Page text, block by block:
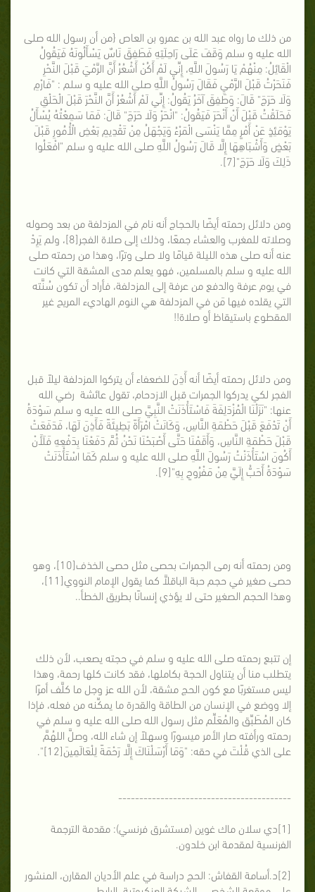
من ذلك ما رواه عبد الله بن عمرو بن العاص {من أن رسول الله صلى
الله عليه و سلم وَقَفَ عَلَى رَاحِلَتِهِ فَطَفِقَ نَاسٌ يَسْأَلُونَهُ فَيَقُولُ
الْقَائِلُ: مِنْهُمْ يَا رَسُولَ اللَّهِ، إِنِّي لَمْ أَكُنْ أَشْعُرُ أَنَّ الرَّمْيَ قَبْلَ النَّحْرِ
فَنَحَرْتُ قَبْلَ الرَّمْيِ فَقَالَ رَسُولُ اللَّهِ صلى الله عليه و سلم : "فَارْمِ
وَلَا حَرَجَ" قَالَ: وَطَفِقَ آخَرُ يَقُولُ: إِنِّي لَمْ أَشْعُرْ أَنَّ النَّحْرَ قَبْلَ الْحَلْقِ
فَحَلَقْتُ قَبْلَ أَنْ أَنْحَرَ فَيَقُولُ: "انْحَرْ وَلَا حَرَجَ" قَالَ: فَمَا سَمِعْتُهُ يُسْأَلُ
يَوْمَئِذٍ عَنْ أَمْرٍ مِمَّا يَنْسَى الْمَرْءُ وَيَجْهَلُ مِنْ تَقْدِيمِ بَعْضِ الْأُمُورِ قَبْلَ
بَعْضٍ وَأَشْبَاهِهَا إِلَّا قَالَ رَسُولُ اللَّهِ صلى الله عليه و سلم "افْعَلُوا
ذَلِكَ وَلَا حَرَجَ"[7].
ومن دلائل رحمته أيضًا بالحجاج أنه نام في المزدلفة من بعد وصوله
وصلاته للمغرب والعشاء جمعًا، وذلك إلى صلاة الفجر[8]، ولم يَرِدْ
عنه أنه صلى هذه الليلة قيامًا ولا صلى وترًا، وهذا من رحمته صلى
الله عليه و سلم بالمسلمين، فهو يعلم مدى المشقة التي كانت
في يوم عرفة والدفع من عرفة إلى المزدلفة، فأراد أن تكون سُنَّته
التي يقلده فيها مَن في المزدلفة هي النوم الهاديء المريح غير
المقطوع باستيقاظ أو صلاة!!
ومن دلائل رحمته أيضًا أنه أَذِنَ للضعفاء أن يتركوا المزدلفة ليلاً قبل
الفجر لكي يدركوا الجمرات قبل الازدحام، تقول عائشة رضي الله
عنها: "نَزَلْنَا الْمُزْدَلِفَةَ فَاسْتَأْذَنَتْ النَّبِيَّ صلى الله عليه و سلم سَوْدَةُ
أَنْ تَدْفَعَ قَبْلَ حَطْمَةِ النَّاسِ، وَكَانَتْ امْرَأَةً بَطِيئَةً فَأَذِنَ لَهَا، فَدَفَعَتْ
قَبْلَ حَطْمَةِ النَّاسِ، وَأَقَمْنَا حَتَّى أَصْبَحْنَا نَحْنُ ثُمَّ دَفَعْنَا بِدَفْعِهِ فَلَأَنْ
أَكُونَ اسْتَأْذَنْتُ رَسُولَ اللَّهِ صلى الله عليه و سلم كَمَا اسْتَأْذَنَتْ
سَوْدَةُ أَحَبُّ إِلَيَّ مِنْ مَفْرُوحٍ بِهِ"[9].
ومن رحمته أنه رمى الجمرات بحصى مثل حصى الخذف[10]، وهو
حصى صغير في حجم حبة الباقلاَّ كما يقول الإمام النووي[11]،
وهذا الحجم الصغير حتى لا يؤذي إنسانًا بطريق الخطأ..
إن تتبع رحمته صلى الله عليه و سلم في حجته يصعب، لأن ذلك
يتطلب منا أن يتناول الحجة بكاملها، فقد كانت كلها رحمة، وهذا
ليس مستغربًا مع كون الحج مشقة، لأن الله عز وجل ما كلَّف أمرًا
إلا ووضع في الإنسان من الطاقة والقدرة ما يمكِّنه من فعله، فإذا
كان المُطَبِّق والمُعَلِّم مثل رسول الله صلى الله عليه و سلم في
رحمته ورأفته صار الأمر ميسورًا وسهلاً إن شاء الله، وصلَّ اللهُمَّ
على الذي قُلْتَ في حقه: "وَمَا أَرْسَلْنَاكَ إِلَّا رَحْمَةً لِلْعَالَمِينَ[12]".
-----------------------------------------
[1]دي سلان ماك غوين (مستشرق فرنسي): مقدمة الترجمة
الفرنسية لمقدمة ابن خلدون.
[2]د.أسامة القفاش: الحج دراسة في علم الأديان المقارن، المنشور